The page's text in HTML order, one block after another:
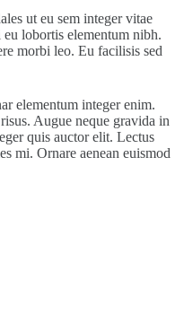
ut eu sem integer vitae
lobortis elementum nibh.
morbi leo. Eu facilisis sed
elementum integer enim.
Augue neque gravida in
quis auctor elit. Lectus
mi. Ornare aenean euismod